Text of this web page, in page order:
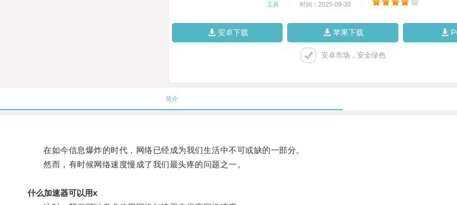
工具 时间：2025-09-30
安卓下载 苹果下载
安卓市场，安全绿色
简介
在如今信息爆炸的时代，网络已经成为我们生活中不可或缺的一部分。
然而，有时候网络速度慢成了我们最头疼的问题之一。
什么加速器可以用x